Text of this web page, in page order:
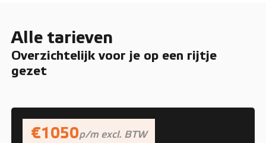
Alle tarieven
Overzichtelijk voor je op een rijtje
gezet
€1050p/m excl. BTW